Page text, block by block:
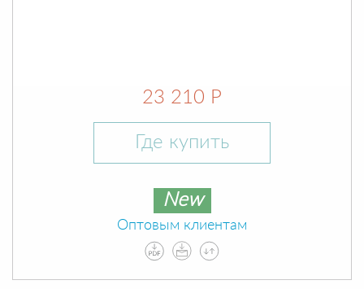
23 210 Р
Где купить
New
Оптовым клиентам